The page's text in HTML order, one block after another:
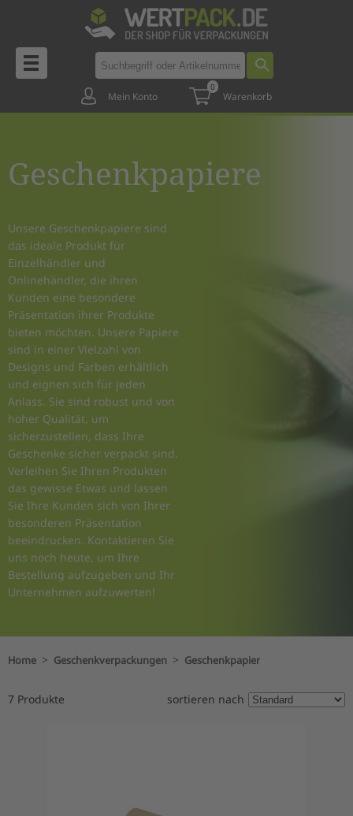
Mein Konto
0
Warenkorb
Geschenkpapiere
Unsere Geschenkpapiere sind
das ideale Produkt für
Einzelhändler und
Onlinehändler, die ihren
Kunden eine besondere
Präsentation ihrer Produkte
bieten möchten. Unsere Papiere
sind in einer Vielzahl von
Designs und Farben erhältlich
und eignen sich für jeden
Anlass. Sie sind robust und von
hoher Qualität, um
sicherzustellen, dass Ihre
Geschenke sicher verpackt sind.
Verleihen Sie Ihren Produkten
das gewisse Etwas und lassen
Sie Ihre Kunden sich von Ihrer
besonderen Präsentation
beeindrucken. Kontaktieren Sie
uns noch heute, um Ihre
Bestellung aufzugeben und Ihr
Unternehmen aufzuwerten!
Home > Geschenkverpackungen > Geschenkpapier
7 Produkte sortieren nach